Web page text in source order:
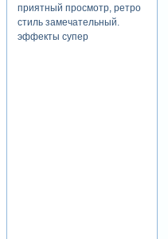
приятный просмотр, ретро
стиль замечательный.
эффекты супер